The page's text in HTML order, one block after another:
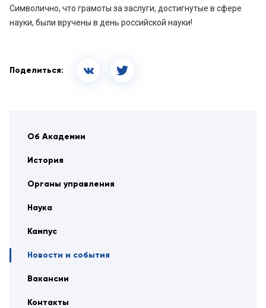
Об Академии
История
Органы управления
Наука
Кампус
Новости и события
Вакансии
Контакты
Символично, что грамоты за заслуги, достигнутые в сфере
науки, были вручены в день российской науки!
Поделиться: